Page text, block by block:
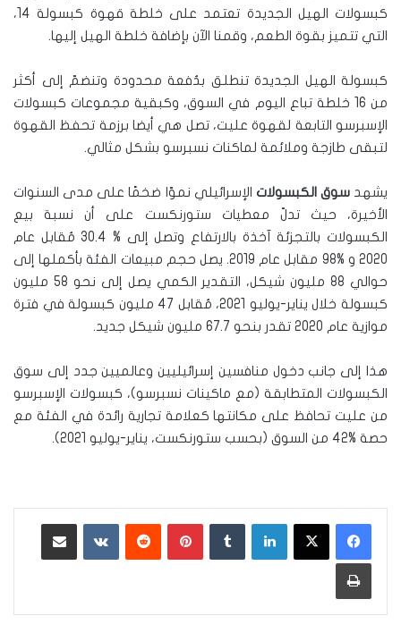
كبسولات الهيل الجديدة تعتمد على خلطة قهوة كبسولة 14،
التي تتميز بقوة الطعم، وقمنا الآن بإضافة خلطة الهيل إليها.
كبسولة الهيل الجديدة تنطلق بدُفعة محدودة وتنضمّ إلى أكثر
من 16 خلطة تباع اليوم في السوق، وكبقية مجموعات كبسولات
الإسبرسو التابعة لقهوة عليت، تصل هي أيضا برزمة تحفظ القهوة
لتبقى طازجة وملائمة لماكنات نسبرسو بشكل مثالي.
يشهدسوق الكبسولات الإسرائيلي نموّا ضخمًا على مدى السنوات
الأخيرة، حيث تدلّ معطيات ستورنكست على أن نسبة بيع
الكبسولات بالتجزئة آخذة بالارتفاع وتصل إلى % 30.4 مُقابل عام
2020 و %98 مقابل عام 2019. يصل حجم مبيعات الفئة بأكملها إلى
حوالي 88 مليون شيكل، التقدير الكمي يصل إلى نحو 58 مليون
كبسولة خلال يناير-يوليو 2021، مُقابل 47 مليون كبسولة في فترة
موازية عام 2020 تقدر بنحو 67.7 مليون شيكل جديد.
هذا إلى جانب دخول منافسين إسرائيليين وعالميين جدد إلى سوق
الكبسولات المتطابقة (مع ماكينات نسبرسو)، كبسولات الإسبرسو
من عليت تحافظ على مكانتها كعلامة تجارية رائدة في الفئة مع
حصة %42 من السوق (بحسب ستورنكست، يناير-يوليو 2021).
لينكدإن بينتيريست ‏VKontakte
طباعة